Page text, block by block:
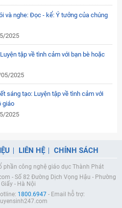
và nghe: Đọc - kể: Ý tưởng của chúng
2025
tập về tình cảm với bạn bè hoặc
2025
sáng tạo: Luyện tập về tình cảm với
giáo
2025
LIÊN HỆ CHÍNH SÁCH
phần công nghệ giáo dục Thành Phát
- Số 82 Đường Dịch Vọng Hậu - Phường
- Hà Nội
1800.6947- Email hỗ trợ: